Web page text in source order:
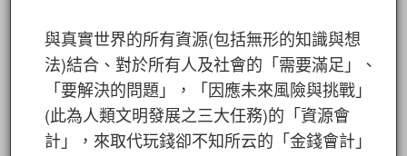
與真實世界的所有資源(包括無形的知識與想
法)結合、對於所有人及社會的「需要滿足」、
「要解決的問題」，「因應未來風險與挑戰」
(此為人類文明發展之三大任務)的「資源會
計」，來取代玩錢卻不知所云的「金錢會計」